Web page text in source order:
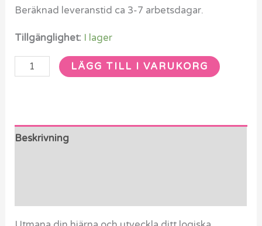
Beräknad leveranstid ca 3-7 arbetsdagar.
Tillgänglighet: I lager
LÄGG TILL I VARUKORG
Beskrivning